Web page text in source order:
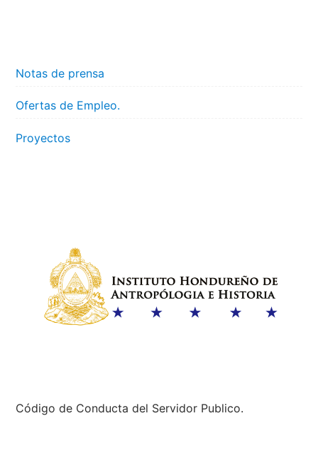
Notas de prensa
Ofertas de Empleo.
Proyectos
Código de Conducta del Servidor Publico.